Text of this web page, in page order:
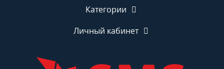
Категории
Личный кабинет